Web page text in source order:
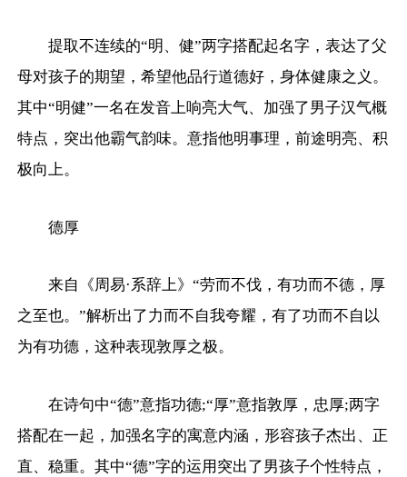
提取不连续的“明、健”两字搭配起名字，表达了父
母对孩子的期望，希望他品行道德好，身体健康之义。
其中“明健”一名在发音上响亮大气、加强了男子汉气概
特点，突出他霸气韵味。意指他明事理，前途明亮、积
极向上。
德厚
来自《周易·系辞上》“劳而不伐，有功而不德，厚
之至也。”解析出了力而不自我夸耀，有了功而不自以
为有功德，这种表现敦厚之极。
在诗句中“德”意指功德;“厚”意指敦厚，忠厚;两字
搭配在一起，加强名字的寓意内涵，形容孩子杰出、正
直、稳重。其中“德”字的运用突出了男孩子个性特点，